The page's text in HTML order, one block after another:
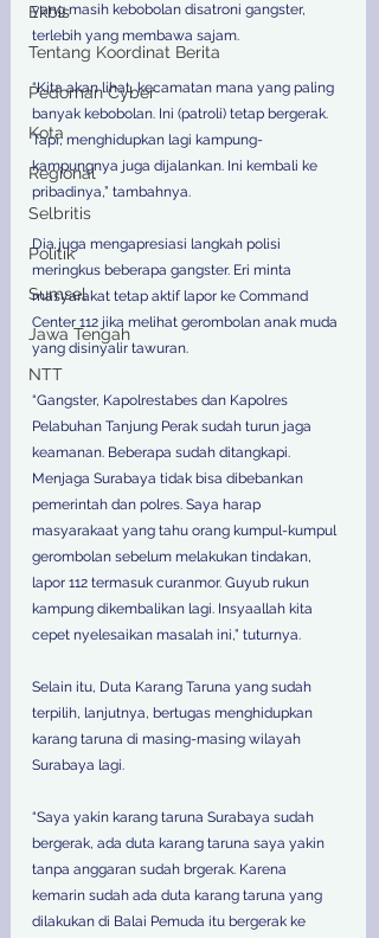
Ekbis
Tentang Koordinat Berita
Pedoman Cyber
Kota
Regional
Selbritis
Politik
Sumsel
Jawa Tengah
NTT
yang masih kebobolan disatroni gangster,
terlebih yang membawa sajam.
“Kita akan lihat, kecamatan mana yang paling
banyak kebobolan. Ini (patroli) tetap bergerak.
Tapi, menghidupkan lagi kampung-
kampungnya juga dijalankan. Ini kembali ke
pribadinya,” tambahnya.
Dia juga mengapresiasi langkah polisi
meringkus beberapa gangster. Eri minta
masyarakat tetap aktif lapor ke Command
Center 112 jika melihat gerombolan anak muda
yang disinyalir tawuran.
“Gangster, Kapolrestabes dan Kapolres
Pelabuhan Tanjung Perak sudah turun jaga
keamanan. Beberapa sudah ditangkapi.
Menjaga Surabaya tidak bisa dibebankan
pemerintah dan polres. Saya harap
masyarakaat yang tahu orang kumpul-kumpul
gerombolan sebelum melakukan tindakan,
lapor 112 termasuk curanmor. Guyub rukun
kampung dikembalikan lagi. Insyaallah kita
cepet nyelesaikan masalah ini,” tuturnya.
Selain itu, Duta Karang Taruna yang sudah
terpilih, lanjutnya, bertugas menghidupkan
karang taruna di masing-masing wilayah
Surabaya lagi.
“Saya yakin karang taruna Surabaya sudah
bergerak, ada duta karang taruna saya yakin
tanpa anggaran sudah brgerak. Karena
kemarin sudah ada duta karang taruna yang
dilakukan di Balai Pemuda itu bergerak ke